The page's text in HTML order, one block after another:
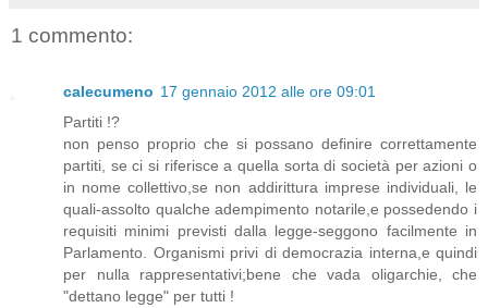
1 commento:
calecumeno 17 gennaio 2012 alle ore 09:01
Partiti !?
non penso proprio che si possano definire correttamente
partiti, se ci si riferisce a quella sorta di società per azioni o
in nome collettivo,se non addirittura imprese individuali, le
quali-assolto qualche adempimento notarile,e possedendo i
requisiti minimi previsti dalla legge-seggono facilmente in
Parlamento. Organismi privi di democrazia interna,e quindi
per nulla rappresentativi;bene che vada oligarchie, che
"dettano legge" per tutti !